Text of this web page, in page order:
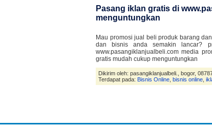
Pasang iklan gratis di
menguntungkan
Mau promosi jual beli produk barang
dan bisnis anda semakin lancar?
www.pasangiklanjualbeli.com media
gratis mudah cukup menguntungkan
Dikirim oleh: pasangiklanjualbeli., bogor,
Terdapat pada: Bisnis Online bisnis online